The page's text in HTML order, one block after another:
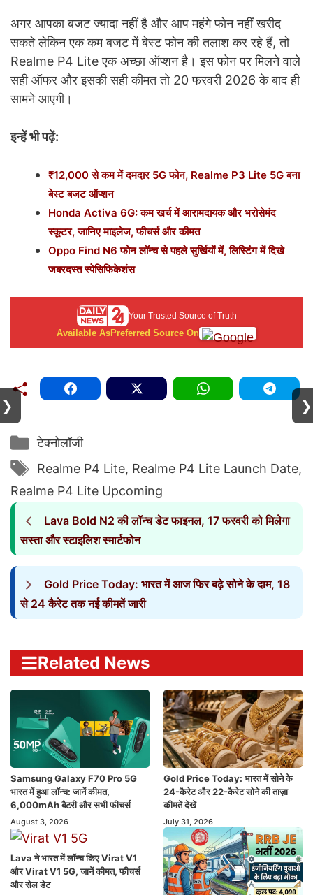
अगर आपका बजट ज्यादा नहीं है और आप महंगे फोन नहीं खरीद
सकते लेकिन एक कम बजट में बेस्ट फोन की तलाश कर रहे हैं, तो
Realme P4 Lite एक अच्छा ऑप्शन है। इस फोन पर मिलने वाले
सही ऑफर और इसकी सही कीमत तो 20 फरवरी 2026 केबाद ही
सामने आएगी।
इन्हें भी पढ़ें:
₹12,000 से कम में दमदार 5G फोन, Realme P3 Lite 5G बना
बेस्ट बजट ऑप्शन
Honda Activa 6G: कम खर्च में आरामदायक और भरोसेमंद
स्कूटर, जानिए माइलेज, फीचर्स और कीमत
Oppo Find N6 फोन लॉन्च से पहले सुर्खियों में, लिस्टिंग में दिखे
जबरदस्त स्पेसिफिकेशंस
Your Trusted Source of Truth
Available AsPreferred Source On
Categories
टेक्नोलॉजी
Tags
Realme P4 Lite, Realme P4 Lite Launch Date,
Realme P4 Lite Upcoming
Lava Bold N2 की लॉन्च डेट फाइनल, 17 फरवरी को मिलेगा
सस्ता और स्टाइलिश स्मार्टफोन
Gold Price Today: भारत में आज फिर बढ़े सोने के दाम, 18
से 24 कैरेट तक नई कीमतें जारी
Related News
Samsung Galaxy F70 Pro 5G
भारत में हुआ लॉन्च: जानें कीमत,
6,000mAh बैटरी और सभी फीचर्स
August 3, 2026
Gold Price Today: भारत में सोने के
24-कैरेट और 22-कैरेट सोने की ताज़ा
कीमतें देखें
July 31, 2026
Lava ने भारत में लॉन्च किए Virat V1
और Virat V1 5G, जानें कीमत, फीचर्स
और सेल डेट
❯ ❯